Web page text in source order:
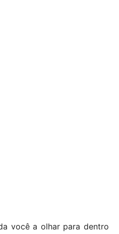
você a olhar para dentro